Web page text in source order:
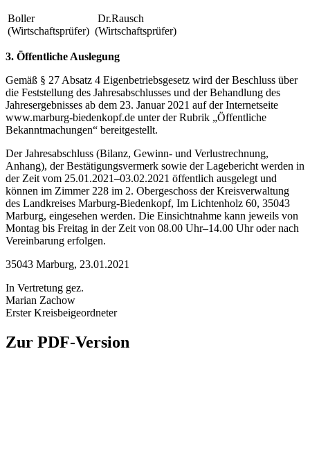
Boller
(Wirtschaftsprüfer)
Dr.Rausch
(Wirtschaftsprüfer)
3. Öffentliche Auslegung
Gemäß § 27 Absatz 4 Eigenbetriebsgesetz wird der Beschluss über
die Feststellung des Jahresabschlusses und der Behandlung des
Jahresergebnisses ab dem 23. Januar 2021 auf der Internetseite
www.marburg-biedenkopf.de unter der Rubrik „Öffentliche
Bekanntmachungen“ bereitgestellt.
Der Jahresabschluss (Bilanz, Gewinn- und Verlustrechnung,
Anhang), der Bestätigungsvermerk sowie der Lagebericht werden in
der Zeit vom 25.01.2021–03.02.2021 öffentlich ausgelegt und
können im Zimmer 228 im 2. Obergeschoss der Kreisverwaltung
des Landkreises Marburg-Biedenkopf, Im Lichtenholz 60, 35043
Marburg, eingesehen werden. Die Einsichtnahme kann jeweils von
Montag bis Freitag in der Zeit von 08.00 Uhr–14.00 Uhr oder nach
Vereinbarung erfolgen.
35043 Marburg, 23.01.2021
In Vertretung gez.
Marian Zachow
Erster Kreisbeigeordneter
Zur PDF-Version